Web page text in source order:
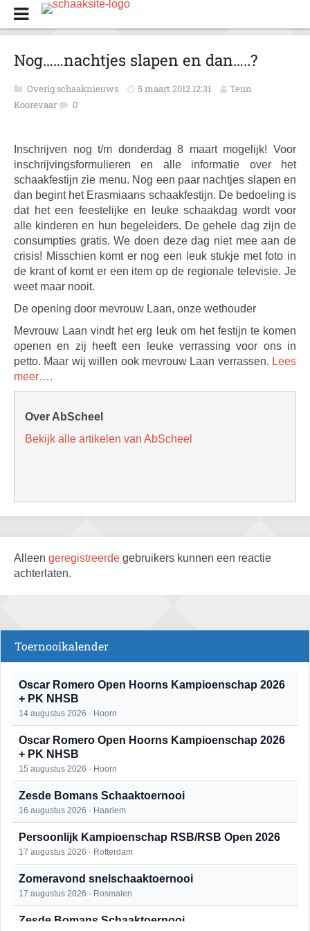
Nog……nachtjes slapen en dan…..?
Overig schaaknieuws 5 maart 2012 12:31
Teun
Koorevaar
0
Inschrijven nog t/m donderdag 8 maart mogelijk! Voor
inschrijvingsformulieren en alle informatie over het
schaakfestijn zie menu. Nog een paar nachtjes slapen en
dan begint het Erasmiaans schaakfestijn. De bedoeling is
dat het een feestelijke en leuke schaakdag wordt voor
alle kinderen en hun begeleiders. De gehele dag zijn de
consumpties gratis. We doen deze dag niet mee aan de
crisis! Misschien komt er nog een leuk stukje met foto in
de krant of komt er een item op de regionale televisie. Je
weet maar nooit.
De opening door mevrouw Laan, onze wethouder
Mevrouw Laan vindt het erg leuk om het festijn te komen
openen en zij heeft een leuke verrassing voor ons in
petto. Maar wij willen ook mevrouw Laan verrassen. Lees
meer….
Over AbScheel
Bekijk alle artikelen van AbScheel
Alleen geregistreerde gebruikers kunnen een reactie
achterlaten.
Toernooikalender
Oscar Romero Open Hoorns Kampioenschap 2026
+ PK NHSB
14 augustus 2026 · Hoorn
Oscar Romero Open Hoorns Kampioenschap 2026
+ PK NHSB
15 augustus 2026 · Hoorn
Zesde Bomans Schaaktoernooi
16 augustus 2026 · Haarlem
Persoonlijk Kampioenschap RSB/RSB Open 2026
17 augustus 2026 · Rotterdam
Zomeravond snelschaaktoernooi
17 augustus 2026 · Rosmalen
Zesde Bomans Schaaktoernooi